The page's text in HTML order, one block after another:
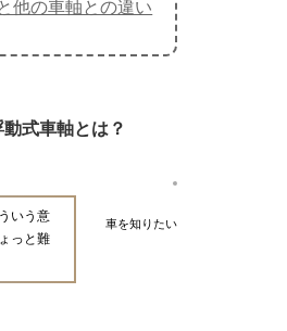
他の車軸との違い
式車軸とは？
車を知りたい
いう意
っと難